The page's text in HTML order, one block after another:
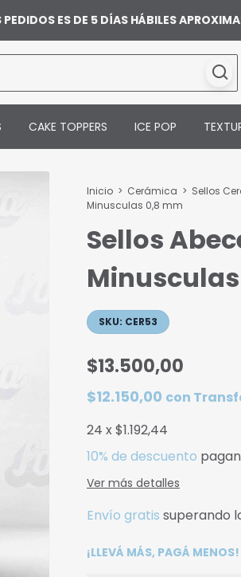
ES DE 5 DÍAS HÁBILES
CAKE TOPPERS ICE POP
Inicio > Cerámica > Sellos
Minusculas 0,8 mm
Sellos
SKU: CER53
$13.500,00
$12.150,00 con
24 x$1.192,44
10% de descuento
Ver más detalles
Envío gratis superando
¡LLEVÁ MÁS, PAGÁ MENOS!